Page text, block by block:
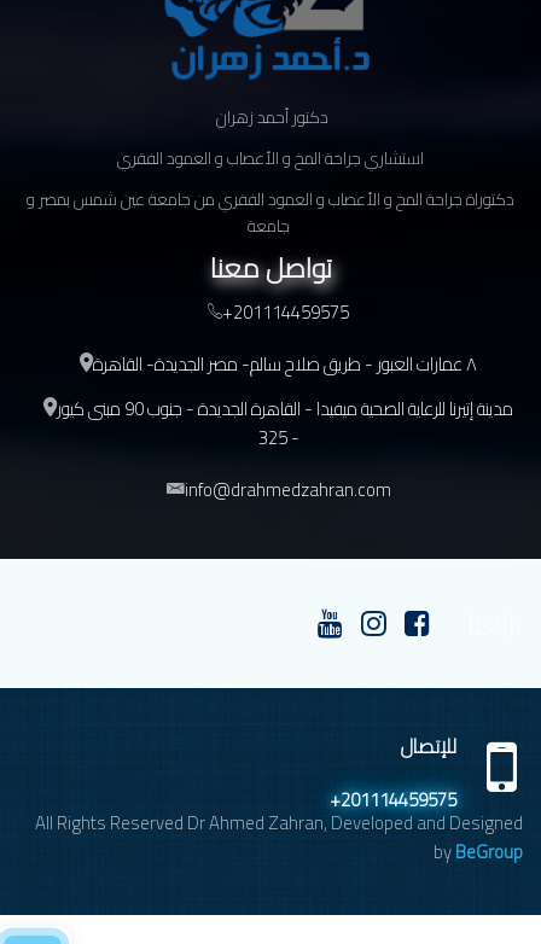
دكتور أحمد زهران
استشاري جراحة المخ و الأعصاب و العمود الفقري
دكتوراة جراحة المخ و الأعصاب و العمود الفقري من جامعة عين شمس بمصر و
تواصل معنا
+201114459575
مدينة إتيرنا للرعاية الصحية ميفيدا - القاهرة الجديدة - جنوب 90 مبنى كيور
info@drahmedzahran.com
All Rights Reserved Dr Ahmed Zahran, Developed and Designed
byBeGroup
للإتصال
+201114459575